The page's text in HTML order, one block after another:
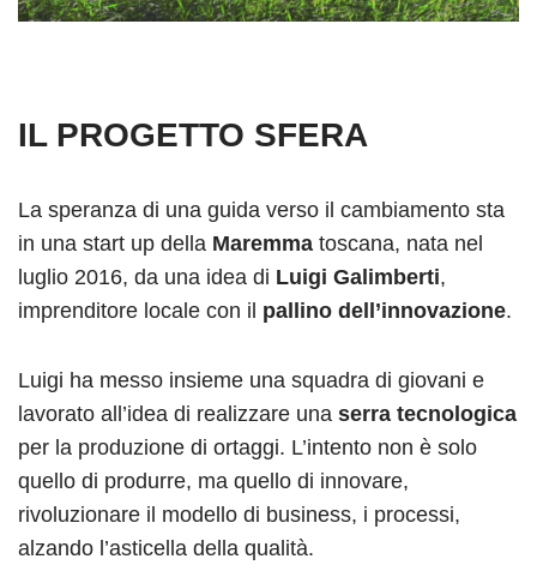
IL PROGETTO SFERA
La speranza di una guida verso il cambiamento sta
in una start up della Maremma toscana, nata nel
luglio 2016, da una idea di Luigi Galimberti,
imprenditore locale con il pallino dell’innovazione.
Luigi ha messo insieme una squadra di giovani e
lavorato all’idea di realizzare una serra tecnologica
per la produzione di ortaggi. L’intento non è solo
quello di produrre, ma quello di innovare,
rivoluzionare il modello di business, i processi,
alzando l’asticella della qualità.